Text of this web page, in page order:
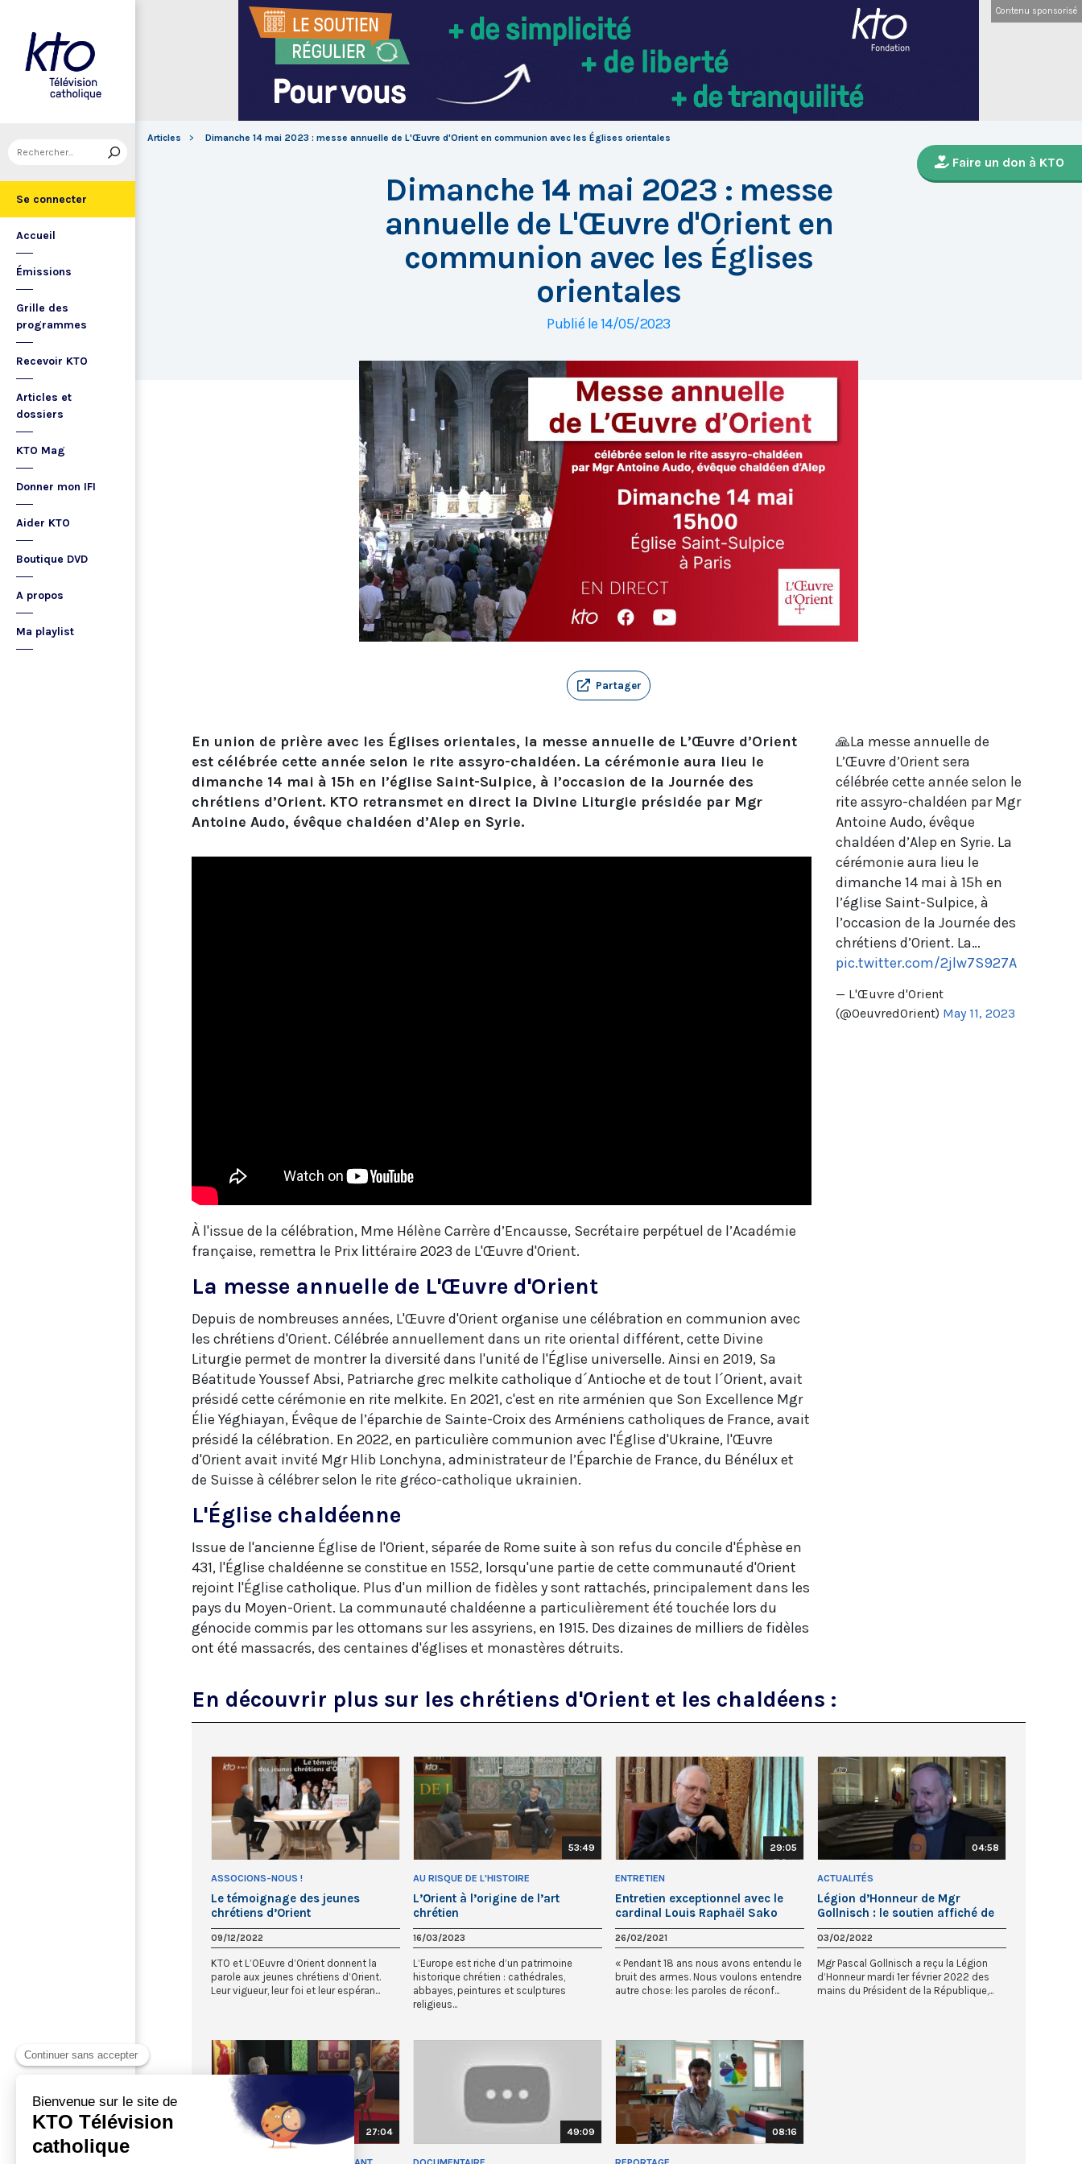
Se connecter
Accueil
Émissions
Grille des
programmes
Recevoir KTO
Articles et
dossiers
KTO Mag
Donner mon IFI
Aider KTO
Boutique DVD
A propos
Ma playlist
Contenu sponsorisé
Articles Dimanche 14 mai 2023 : messe annuelle de L'Œuvre d'Orient en communion avec les Églises orientales
Faire un don à KTO
Dimanche 14 mai 2023 : messe
annuelle de L'Œuvre d'Orient en
communion avec les Églises
orientales
Publié le 14/05/2023
Partager
En union de prière avec les Églises orientales, la messe annuelle de L’Œuvre d’Orient
est célébrée cette année selon le rite assyro-chaldéen. La cérémonie aura lieu le
dimanche 14 mai à 15h en l’église Saint-Sulpice, à l’occasion de la Journée des
chrétiens d’Orient. KTO retransmet en direct la Divine Liturgie présidée par Mgr
Antoine Audo, évêque chaldéen d’Alep en Syrie.
À l'issue de la célébration, Mme Hélène Carrère d’Encausse, Secrétaire perpétuel de l’Académie
française, remettra le Prix littéraire 2023 de L'Œuvre d'Orient.
La messe annuelle de L'Œuvre d'Orient
Depuis de nombreuses années, L'Œuvre d'Orient organise une célébration en communion avec
les chrétiens d'Orient. Célébrée annuellement dans un rite oriental différent, cette Divine
Liturgie permet de montrer la diversité dans l'unité de l'Église universelle. Ainsi en 2019, Sa
Béatitude Youssef Absi, Patriarche grec melkite catholique d´Antioche et de tout l´Orient, avait
présidé cette cérémonie en rite melkite. En 2021, c'est en rite arménien que Son Excellence Mgr
Élie Yéghiayan, Évêque de l’éparchie de Sainte-Croix des Arméniens catholiques de France, avait
présidé la célébration. En 2022, en particulière communion avec l'Église d'Ukraine, l'Œuvre
d'Orient avait invité Mgr Hlib Lonchyna, administrateur de l’Éparchie de France, du Bénélux et
de Suisse à célébrer selon le rite gréco-catholique ukrainien.
L'Église chaldéenne
Issue de l'ancienne Église de l'Orient, séparée de Rome suite à son refus du concile d'Éphèse en
431, l'Église chaldéenne se constitue en 1552, lorsqu'une partie de cette communauté d'Orient
rejoint l'Église catholique. Plus d'un million de fidèles y sont rattachés, principalement dans les
pays du Moyen-Orient. La communauté chaldéenne a particulièrement été touchée lors du
génocide commis par les ottomans sur les assyriens, en 1915. Des dizaines de milliers de fidèles
ont été massacrés, des centaines d'églises et monastères détruits.
🙏La messe annuelle de
L’Œuvre d’Orient sera
célébrée cette année selon le
rite assyro-chaldéen par Mgr
Antoine Audo, évêque
chaldéen d’Alep en Syrie. La
cérémonie aura lieu le
dimanche 14 mai à 15h en
l’église Saint-Sulpice, à
l’occasion de la Journée des
chrétiens d’Orient. La…
pic.twitter.com/2jlw7S927A
— L'Œuvre d'Orient
(@OeuvredOrient) May 11, 2023
En découvrir plus sur les chrétiens d'Orient et les chaldéens :
ASSOCIONS-NOUS !
Le témoignage des jeunes
chrétiens d’Orient
09/12/2022
KTO et L’OEuvre d’Orient donnent la
parole aux jeunes chrétiens d’Orient.
Leur vigueur, leur foi et leur espéran...
53:49
AU RISQUE DE L'HISTOIRE
L’Orient à l’origine de l’art
chrétien
16/03/2023
L’Europe est riche d’un patrimoine
historique chrétien : cathédrales,
abbayes, peintures et sculptures
religieus...
29:05
ENTRETIEN
Entretien exceptionnel avec le
cardinal Louis Raphaël Sako
26/02/2021
« Pendant 18 ans nous avons entendu le
bruit des armes. Nous voulons entendre
autre chose: les paroles de réconf...
04:58
ACTUALITÉS
Légion d’Honneur de Mgr
Gollnisch : le soutien affiché de
l’Elysée aux chrétiens d’Orient
03/02/2022
Mgr Pascal Gollnisch a reçu la Légion
d’Honneur mardi 1er février 2022 des
mains du Président de la République,...
27:04 49:09 08:16